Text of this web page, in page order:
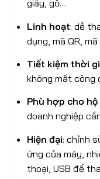
giấy, gỗ…
Linh hoạt: dễ
dụng, mã QR,
Tiết kiệm thời
không mất công
Phù hợp cho
doanh nghiệp
Hiện đại: chỉnh
ứng của máy,
thoại, USB để